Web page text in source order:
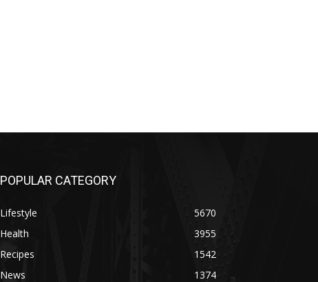
POPULAR CATEGORY
Lifestyle
5670
Health
3955
Recipes
1542
News
1374